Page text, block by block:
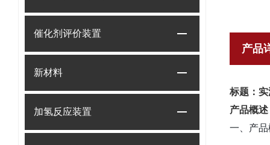
催化剂评价装置
新材料
加氢反应装置
产品
标题：
产品概述
一、产